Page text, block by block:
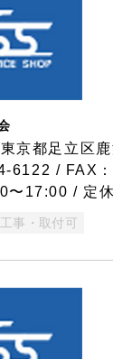
京都足立区
6122 / FAX
〜17:00 / 定
工事・取付可